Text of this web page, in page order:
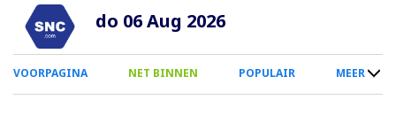
Overslaan
naar
inhoud
do 06 Aug 2026
0
Smartphone
VOORPAGINA NET BINNEN POPULAIR MEER